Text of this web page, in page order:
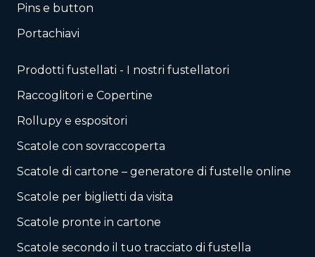
Pins e button
Portachiavi
Prodotti fustellati - I nostri fustellatori
Raccoglitori e Copertine
Rollupy e espositori
Scatole con sovraccoperta
Scatole di cartone – generatore di fustelle online
Scatole per biglietti da visita
Scatole pronte in cartone
Scatole secondo il tuo tracciato di fustella